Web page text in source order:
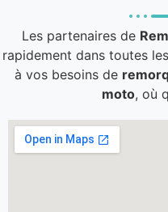
Les partenaires de
rapidement dans toutes
à vos besoins de
moto, où